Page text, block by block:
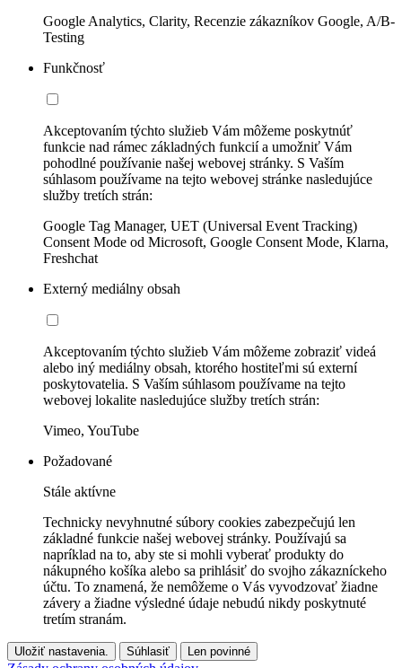
Google Analytics, Clarity, Recenzie zákazníkov Google, A/B-
Testing
Funkčnosť
Akceptovaním týchto služieb Vám môžeme poskytnúť
funkcie nad rámec základných funkcií a umožniť Vám
pohodlné používanie našej webovej stránky. S Vaším
súhlasom používame na tejto webovej stránke nasledujúce
služby tretích strán:
Google Tag Manager, UET (Universal Event Tracking)
Consent Mode od Microsoft, Google Consent Mode, Klarna,
Freshchat
Externý mediálny obsah
Akceptovaním týchto služieb Vám môžeme zobraziť videá
alebo iný mediálny obsah, ktorého hostiteľmi sú externí
poskytovatelia. S Vaším súhlasom používame na tejto
webovej lokalite nasledujúce služby tretích strán:
Vimeo, YouTube
Požadované
Stále aktívne
Technicky nevyhnutné súbory cookies zabezpečujú len
základné funkcie našej webovej stránky. Používajú sa
napríklad na to, aby ste si mohli vyberať produkty do
nákupného košíka alebo sa prihlásiť do svojho zákazníckeho
účtu. To znamená, že nemôžeme o Vás vyvodzovať žiadne
závery a žiadne výsledné údaje nebudú nikdy poskytnuté
tretím stranám.
Uložiť nastavenia. Súhlasiť Len povinné